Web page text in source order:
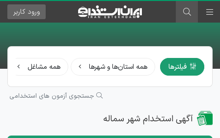
ورود کاربر
فیلترها همه استان‌ها و شهرها همه مشاغل
جستجوی آزمون های استخدامی
آگهی استخدام شهر سماله